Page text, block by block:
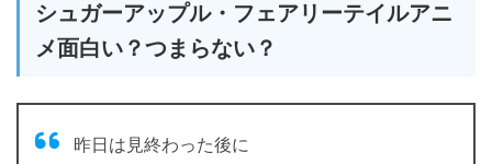
シュガーアップル・フェアリーテイルアニ
メ面白い？つまらない？
昨日は見終わった後に